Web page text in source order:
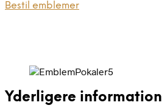
Bestil emblemer
Yderligere information